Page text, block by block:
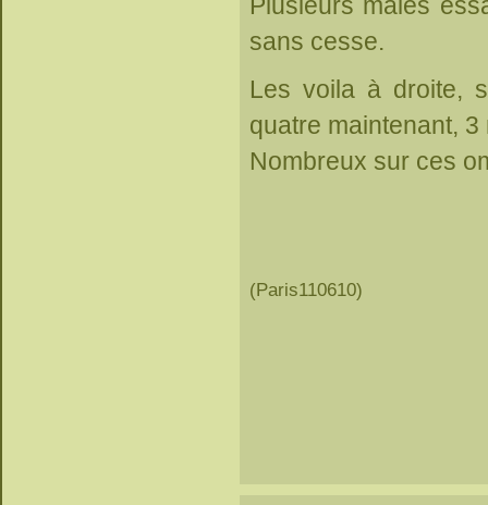
sans cesse.
Les voila à droite,
quatre maintenant,
Nombreux sur ces
(Paris110610)